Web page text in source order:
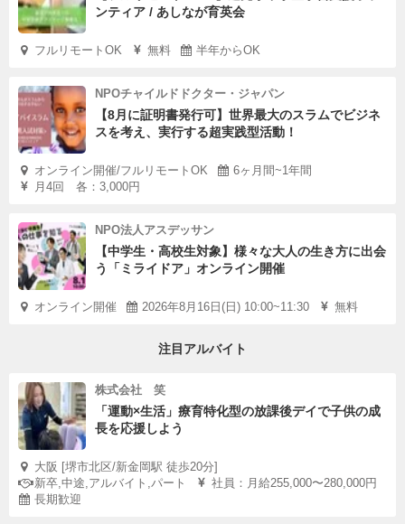
ンティア / あしなが育英会
フルリモートOK 無料 半年からOK
NPOチャイルドドクター・ジャパン
【8月に証明書発行可】世界最大のスラムでビジネ
スを考え、実行する超実践型活動！
オンライン開催/フルリモートOK
6ヶ月間~1年間
月4回 各：3,000円
NPO法人アスデッサン
【中学生・高校生対象】様々な大人の生き方に出会
う「ミライドア」オンライン開催
オンライン開催 2026年8月16日(日) 10:00~11:30 無料
注目アルバイト
株式会社 笑
「運動×生活」療育特化型の放課後デイで子供の成
長を応援しよう
大阪 [堺市北区/新金岡駅 徒歩20分]
新卒,中途,アルバイト,パート
社員：月給255,000〜280,000円
長期歓迎